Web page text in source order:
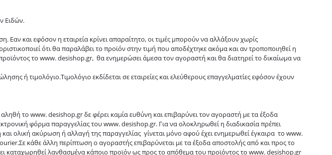
Ειδών.
και εφόσον η εταιρεία κρίνει απαραίτητο, οι τιμές μπορούν να αλλάξουν χωρίς
ότι θα παραλάβει το προϊόν στην τιμή που αποδέχτηκε ακόμα και αν τροποποιηθεί η
το www. desishop.gr, θα ενημερώσει άμεσα τον αγοραστή και θα διατηρεί το δικαίωμα να
ή τιμολόγιο.Τιμολόγιο εκδίδεται σε εταιρείες και ελεύθερους επαγγελματίες εφόσον έχουν
το www. desishop.gr δε φέρει καμία ευθύνη και επιβαρύνει τον αγοραστή με τα έξοδα
φόρμα παραγγελίας του www. desishop.gr. Για να ολοκληρωθεί η διαδικασία πρέπει
ολική ακύρωση ή αλλαγή της παραγγελίας γίνεται μόνο αφού έχει ενημερωθεί έγκαιρα το www.
κάθε άλλη περίπτωση ο αγοραστής επιβαρύνεται με τα έξοδα αποστολής από και προς το
καταχωρηθεί λανθασμένα κάποιο προϊόν ως προς το απόθεμα του προϊόντος το www. desishop.gr